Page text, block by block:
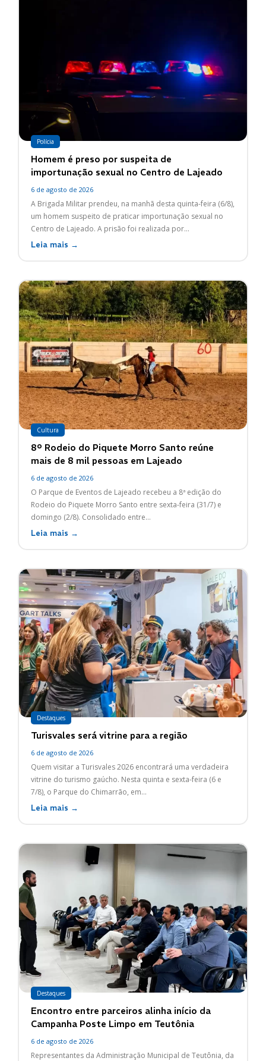
Polícia
Homem é preso por suspeita de
importunação sexual no Centro de Lajeado
6 de agosto de 2026
A Brigada Militar prendeu, na manhã desta quinta-feira (6/8),
um homem suspeito de praticar importunação sexual no
Centro de Lajeado. A prisão foi realizada por...
Leia mais →
Cultura
8º Rodeio do Piquete Morro Santo reúne
mais de 8 mil pessoas em Lajeado
6 de agosto de 2026
O Parque de Eventos de Lajeado recebeu a 8ª edição do
Rodeio do Piquete Morro Santo entre sexta-feira (31/7) e
domingo (2/8). Consolidado entre...
Leia mais →
Destaques
Turisvales será vitrine para a região
6 de agosto de 2026
Quem visitar a Turisvales 2026 encontrará uma verdadeira
vitrine do turismo gaúcho. Nesta quinta e sexta-feira (6 e
7/8), o Parque do Chimarrão, em...
Leia mais →
Destaques
Encontro entre parceiros alinha início da
Campanha Poste Limpo em Teutônia
6 de agosto de 2026
Representantes da Administração Municipal de Teutônia, da